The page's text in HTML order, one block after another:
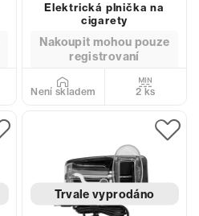
Elektrická plnička na
cigarety
Nakoupit mohou pouze
registrovaní
Není skladem 2 ks
Trvale vyprodáno